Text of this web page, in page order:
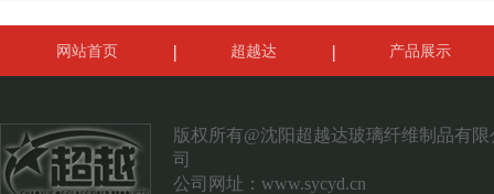
网站首页 超越达 产品展示
版权所有@沈阳超越达玻璃纤维制品有限
司
公司网址： www.sycyd.cn